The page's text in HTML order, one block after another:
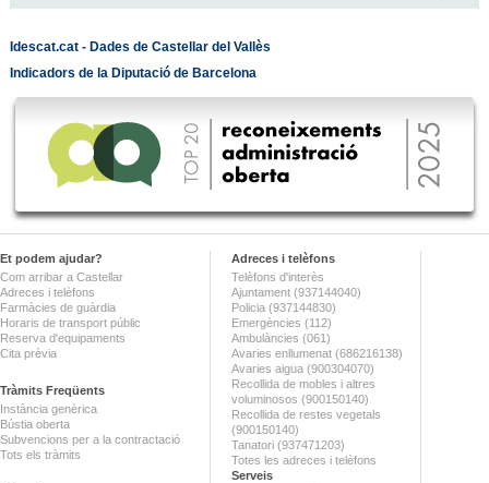
Idescat.cat - Dades de Castellar del Vallès
Indicadors de la Diputació de Barcelona
Et podem ajudar?
Com arribar a Castellar
Adreces i telèfons
Farmàcies de guàrdia
Horaris de transport públic
Reserva d'equipaments
Cita prèvia
Tràmits Freqüents
Instància genèrica
Bústia oberta
Subvencions per a la contractació
Tots els tràmits
Adreces i telèfons
Telèfons d'interès
Ajuntament (937144040)
Policia (937144830)
Emergències (112)
Ambulàncies (061)
Avaries enllumenat (686216138)
Avaries aigua (900304070)
Recollida de mobles i altres
voluminosos (900150140)
Recollida de restes vegetals
(900150140)
Tanatori (937471203)
Totes les adreces i telèfons
Serveis